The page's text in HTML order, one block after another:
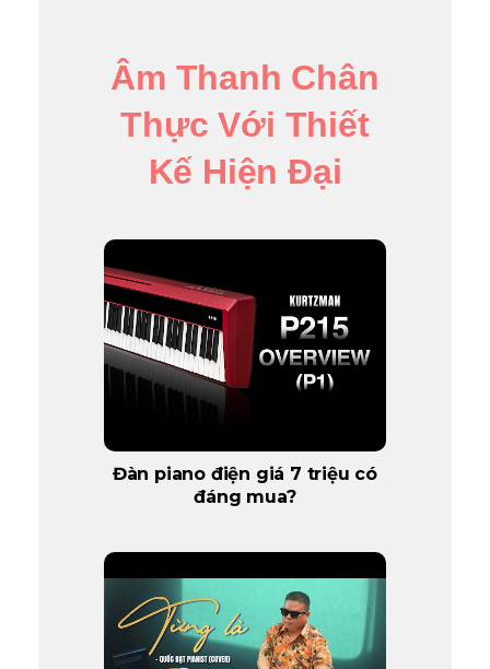
Âm Thanh Chân
Thực Với Thiết
Kế Hiện Đại
Đàn piano điện giá 7 triệu có
đáng mua?